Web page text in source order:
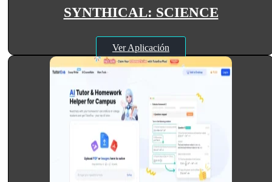
SYNTHICAL: SCIENCE
Ver Aplicación